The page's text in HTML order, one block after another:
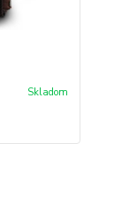
Skladom